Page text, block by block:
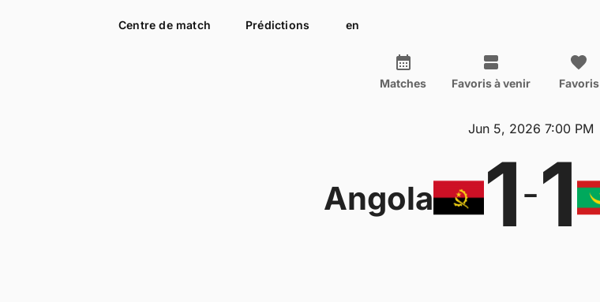
Centre de match Prédictions en
Matches Favoris à venir Favoris
Jun 5, 2026 7:00 PM
Angola 1-1